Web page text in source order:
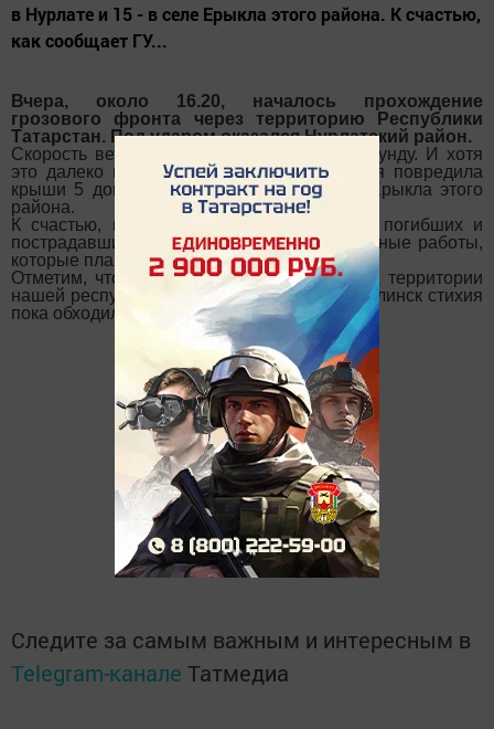
в Нурлате и 15 - в селе Ерыкла этого района. К счастью,
как сообщает ГУ...
Вчера, около 16.20, началось прохождение
грозового фронта через территорию Республики
Татарстан. Под ударом оказался Нурлатский район.
Скорость ветра достигала 17 метров в секунду. И хотя
это далеко не рекордные значения, стихия повредила
крыши 5 домов в Нурлате и 15 - в селе Ерыкла этого
района.
К счастью, как сообщает ГУ МЧС по РТ, погибших и
пострадавших нет. Ведутся восстановительные работы,
которые планируют завершить 7 августа.
Отметим, что это уже не первый ураган на территории
нашей республики нынешним летом. Мензелинск стихия
пока обходила стороной.
Следите за самым важным и интересным в
Telegram-канале Татмедиа